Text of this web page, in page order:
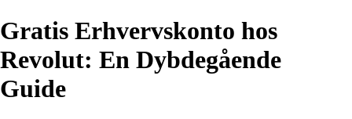
Gratis Erhvervskonto hos
Revolut: En Dybdegående
Guide